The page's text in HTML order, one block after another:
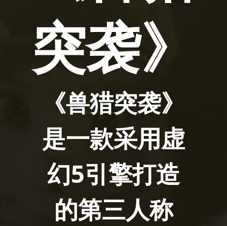
突袭》
《兽猎突袭》
是一款采用虚
幻5引擎打造
的第三人称